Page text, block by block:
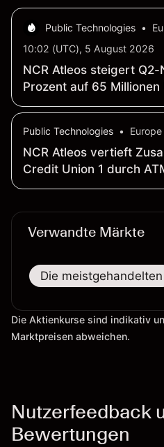
Public Technologies •
10:02 (UTC), 5 August 2026
NCR Atleos steigert
Prozent auf 65
bleibt bei 1.10 Milliarden
Public Technologies • Europe
NCR Atleos vertieft
Credit Union 1 durch
Circle-K-Filialen
Verwandte Märkte
Die meistgehandelten
Die Aktienkurse sind indikativ
Marktpreisen abweichen.
Nutzerfeedback
Bewertungen